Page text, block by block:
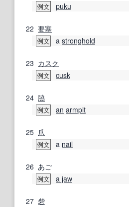
例文 puku
22 要塞
例文 a stronghold
23 カスク
例文 cusk
24 脇
例文 an armpit
25 爪
例文 a nail
26 あご
例文 a jaw
27 砦